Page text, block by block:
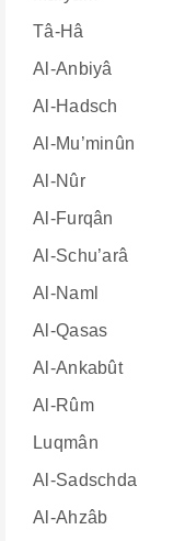
Tâ-Hâ
Al-Anbiyâ
Al-Hadsch
Al-Mu’minûn
Al-Nûr
Al-Furqân
Al-Schu’arâ
Al-Naml
Al-Qasas
Al-Ankabût
Al-Rûm
Luqmân
Al-Sadschda
Al-Ahzâb